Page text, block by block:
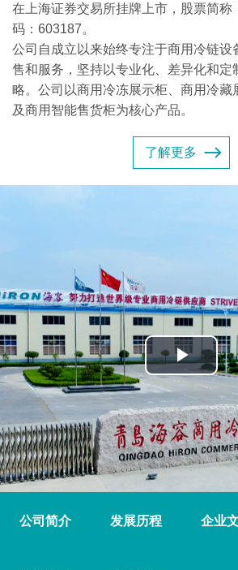
在上海证券交易所挂牌上市，股票简称
码：603187。
公司自成立以来始终专注于商用冷链设
售和服务，坚持以专业化、差异化和定
略。公司以商用冷冻展示柜、商用冷藏
及商用智能售货柜为核心产品。
了解更多
公司简介 发展历程 企业
Play